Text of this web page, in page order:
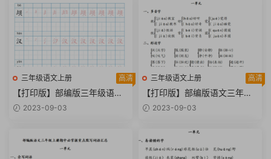
三年级语文上册 高清
【打印版】部编版三年级语文
上全册生字笔顺描红字帖【74
2023-09-03
三年级语文上册 高清
【打印版】部编版语文三年级
上册期中必掌握多音字形近字
2023-09-03